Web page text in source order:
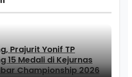
Prajurit Yonif TP
15 Medali di Kejurnas
Championship 2026